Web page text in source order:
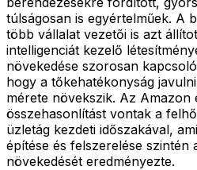
túlságosan is egyértelműek. A
több vállalat vezetői is azt
intelligenciát kezelő
növekedése szorosan
hogy a tőkehatékonyság
mérete növekszik. Az Amazon
összehasonlítást vontak a
üzletág kezdeti időszakával,
építése és felszerelése szintén
növekedését eredményezte.